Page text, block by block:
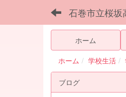
石巻市立桜坂
ホーム
ホーム 学校生活
ブログ